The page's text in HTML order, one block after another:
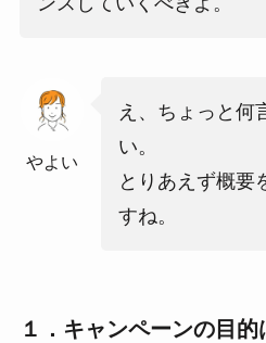
やよい
え、ちょっと何
い。
とりあえず概要
すね。
１．キャンペーンの目